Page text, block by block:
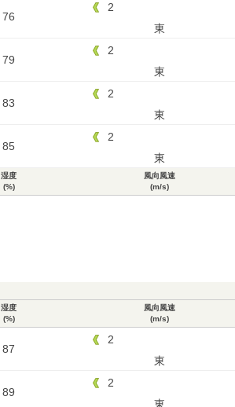
76
2
東
79
2
東
83
2
東
85
2
東
湿度
(%)
風向風速
(m/s)
湿度
(%)
風向風速
(m/s)
87
2
東
89
2
東